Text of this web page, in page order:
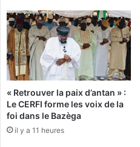
C
’
e
s
t
c
r
i
a
r
:
«
I
l
f
u
t
r
« Retrouver la paix d’antan » :
Le CERFI forme les voix de la
foi dans le Bazèga
il y a 11 heures